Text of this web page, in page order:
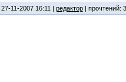
27-11-2007 16:11 | редактор| прочтений: